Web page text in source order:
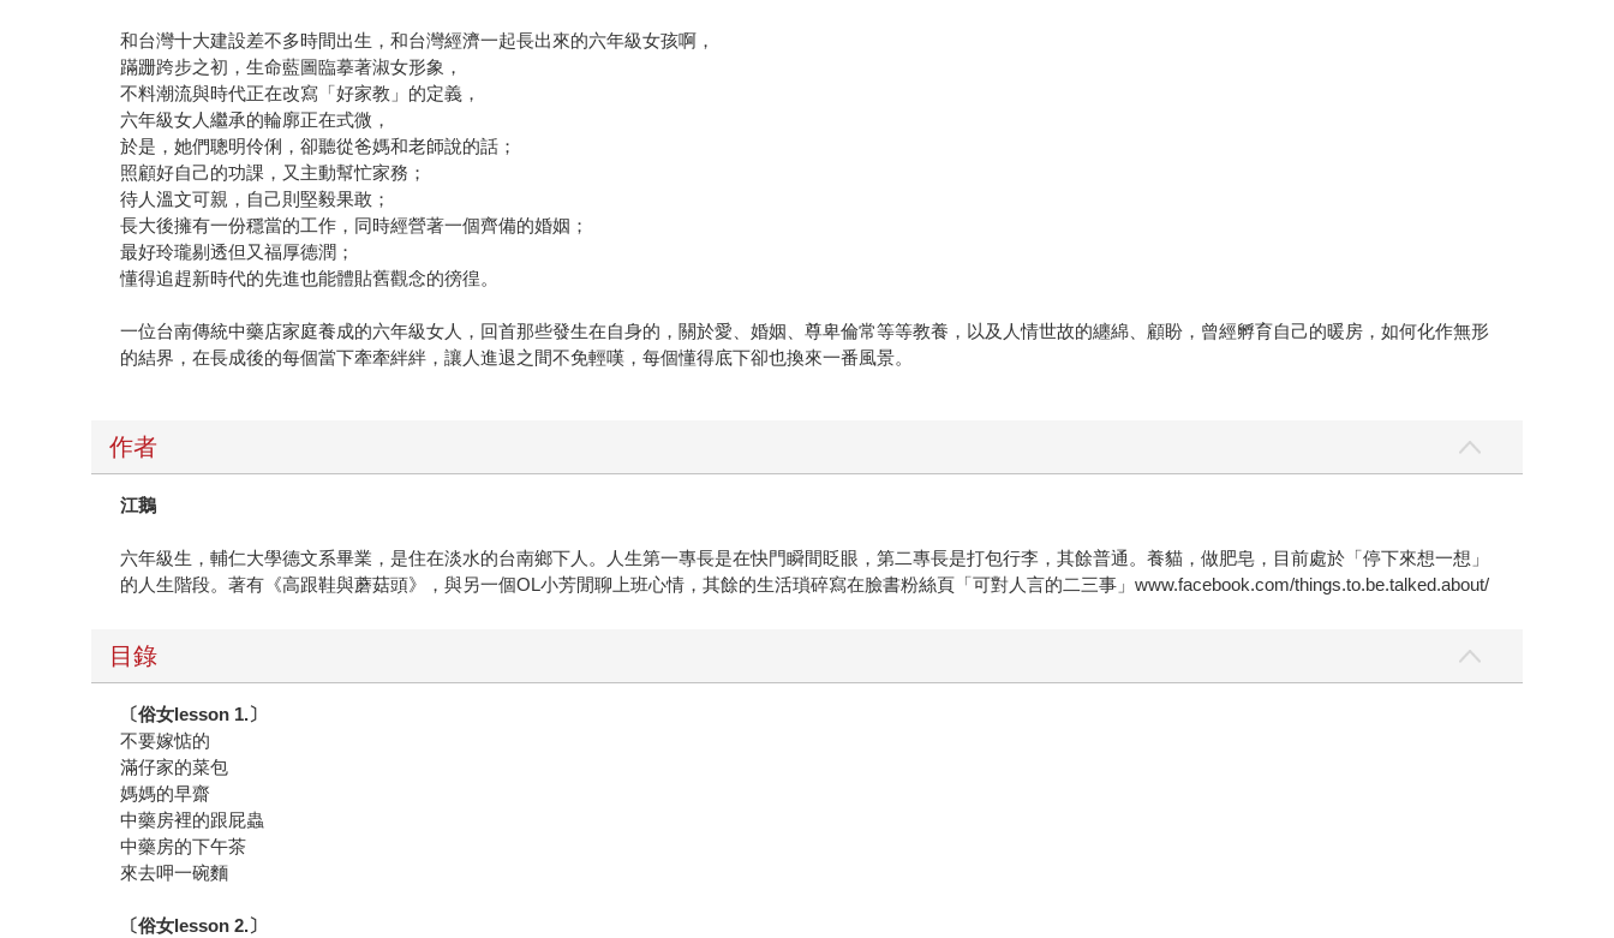
和台灣十大建設差不多時間出生，和台灣經濟一起長出來的六年級女孩啊，
蹣跚跨步之初，生命藍圖臨摹著淑女形象，
不料潮流與時代正在改寫「好家教」的定義，
六年級女人繼承的輪廓正在式微，
於是，她們聰明伶俐，卻聽從爸媽和老師說的話；
照顧好自己的功課，又主動幫忙家務；
待人溫文可親，自己則堅毅果敢；
長大後擁有一份穩當的工作，同時經營著一個齊備的婚姻；
最好玲瓏剔透但又福厚德潤；
懂得追趕新時代的先進也能體貼舊觀念的徬徨。
一位台南傳統中藥店家庭養成的六年級女人，回首那些發生在自身的，關於愛、婚姻、尊卑倫常等等教養，以及人情世故的纏綿、顧盼，曾經孵育自己的暖房，如何化作無形
的結界，在長成後的每個當下牽牽絆絆，讓人進退之間不免輕嘆，每個懂得底下卻也換來一番風景。
作者
江鵝
六年級生，輔仁大學德文系畢業，是住在淡水的台南鄉下人。人生第一專長是在快門瞬間眨眼，第二專長是打包行李，其餘普通。養貓，做肥皂，目前處於「停下來想一想」
的人生階段。著有《高跟鞋與蘑菇頭》，與另一個OL小芳閒聊上班心情，其餘的生活瑣碎寫在臉書粉絲頁「可對人言的二三事」www.facebook.com/things.to.be.talked.about/
目錄
〔俗女lesson 1.〕
不要嫁惦的
滿仔家的菜包
媽媽的早齋
中藥房裡的跟屁蟲
中藥房的下午茶
來去呷一碗麵
〔俗女lesson 2.〕